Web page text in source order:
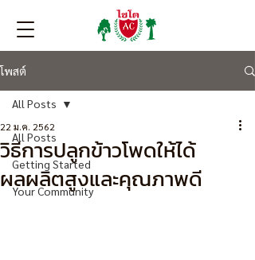
โพสต์
All Posts
Getting Started
Your Community
All Posts
วิธีการปลูกข้าวโพดให้ได้
ผลผลิตสูงและคุณภาพดี
22 ม.ค. 2562